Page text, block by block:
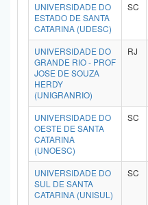
UNIVERSIDADE DO
ESTADO DE SANTA
CATARINA (UDESC)
SC
UNIVERSIDADE DO
GRANDE RIO - PROF
JOSE DE SOUZA
HERDY
(UNIGRANRIO)
RJ
UNIVERSIDADE DO
OESTE DE SANTA
CATARINA
(UNOESC)
SC
UNIVERSIDADE DO
SUL DE SANTA
CATARINA (UNISUL)
SC